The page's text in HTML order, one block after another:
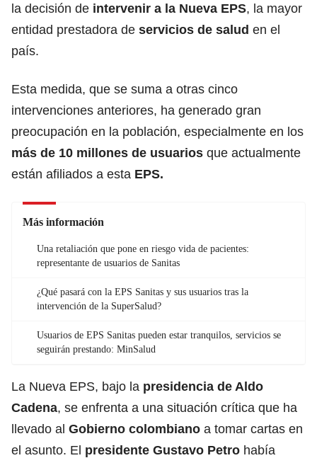
la decisión de intervenir a la Nueva EPS, la mayor
entidad prestadora de servicios de salud en el
país.
Esta medida, que se suma a otras cinco
intervenciones anteriores, ha generado gran
preocupación en la población, especialmente en los
más de 10 millones de usuarios que actualmente
están afiliados a esta EPS.
Más información
Una retaliación que pone en riesgo vida de pacientes:
representante de usuarios de Sanitas
¿Qué pasará con la EPS Sanitas y sus usuarios tras la
intervención de la SuperSalud?
Usuarios de EPS Sanitas pueden estar tranquilos, servicios se
seguirán prestando: MinSalud
La Nueva EPS, bajo la presidencia de Aldo
Cadena, se enfrenta a una situación crítica que ha
llevado al Gobierno colombiano a tomar cartas en
el asunto. El presidente Gustavo Petro había